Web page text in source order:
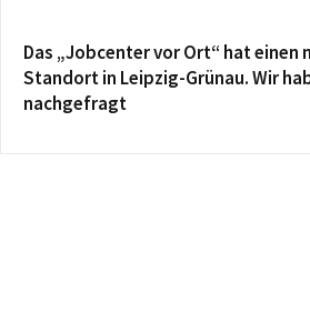
Das „Jobcenter vor Ort“ hat einen
Standort in Leipzig-Grünau. Wir
nachgefragt